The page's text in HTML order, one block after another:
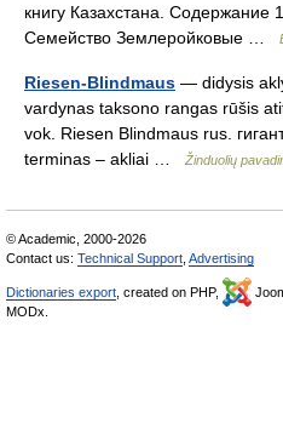
книгу Казахстана.
Семейство Землеройковые …
Riesen-Blindmaus — didysis
vardynas taksono rangas rūšis
vok. Riesen Blindmaus rus.
terminas – akliai …
Žinduolių
© Academic, 2000-2026
Contact us: Technical Support Advertising
Dictionaries export , created on PHP,
MODx.